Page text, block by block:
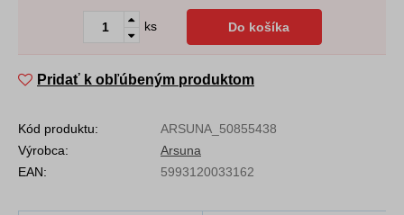
ks Do košíka
Pridať k obľúbeným produktom
Kód produktu:
ARSUNA_50855438
Výrobca:
Arsuna
EAN:
5993120033162